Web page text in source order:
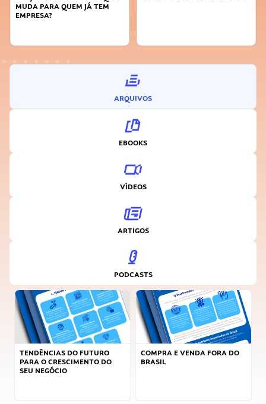
ARQUIVOS
EBOOKS
VÍDEOS
ARTIGOS
PODCASTS
TENDÊNCIAS DO FUTURO
PARA O CRESCIMENTO DO
SEU NEGÓCIO
COMPRA E VENDA FORA DO
BRASIL